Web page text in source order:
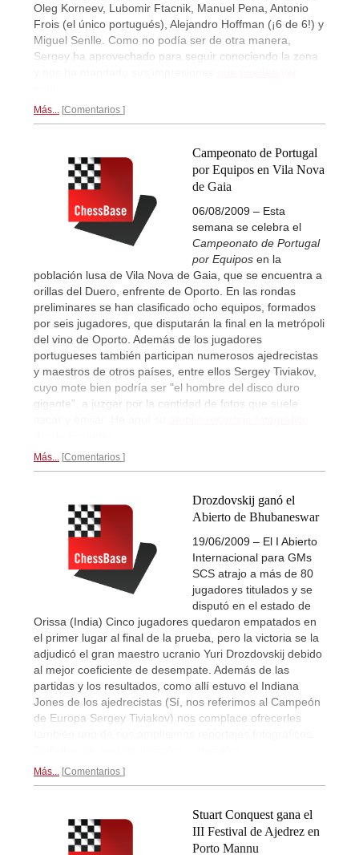
Oleg Korneev, Lubomir Ftacnik, Manuel Pena, Antonio
Frois (el único portugués), Alejandro Hoffman (¡6 de 6!) y
Miguel Senlle. Como no podía ser de otra manera,
Sergey ha aprovechado para seguir conociendo la zona
Más... Comentarios
Campeonato de Portugal
por Equipos en Vila Nova
de Gaia
06/08/2009 – Esta
semana se celebra el
Campeonato de Portugal
por Equipos en la
población lusa de Vila Nova de Gaia, que se encuentra a
orillas del Duero, enfrente de Oporto. En las rondas
preliminares se han clasificado ocho equipos, formados
por seis jugadores, que disputarán la final en la metrópoli
del vino de Oporto. Además de los jugadores
portugueses también participan numerosos ajedrecistas
y maestros de otros países, entre ellos Sergey Tiviakov,
cuyo mote bien podría ser "el hombre del disco duro
gigante", a juzgar por la cantidad de fotos que suele
Más... Comentarios
Drozdovskij ganó el
Abierto de Bhubaneswar
19/06/2009 – El I Abierto
Internacional para GMs
SCS atrajo a más de 80
jugadores titulados y se
disputó en el estado de
Orissa (India) Cinco jugadores quedaron empatados en
el primer lugar al final de la prueba, pero la victoria se la
adjudicó el gran maestro ucranio Yuri Drozdovskij debido
al mejor coeficiente de desempate. Además de las
partidas y los resultados, como allí estuvo el Indiana
Jones de los ajedrecistas (Sí, nos referimos al Campeón
de Europa Sergey Tiviakov) nos complace ofrecerles
Más... Comentarios
Stuart Conquest gana el
III Festival de Ajedrez en
Porto Mannu